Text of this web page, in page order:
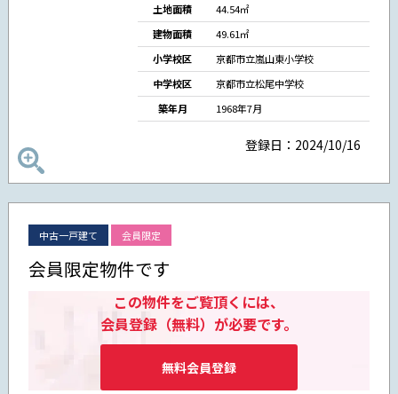
土地面積
44.54㎡
建物面積
49.61㎡
小学校区
京都市立嵐山東小学校
中学校区
京都市立松尾中学校
築年月
1968年7月
登録日：2024/10/16
中古一戸建て 会員限定
会員限定物件です
この物件をご覧頂くには、
会員登録（無料）が必要です。
無料会員登録